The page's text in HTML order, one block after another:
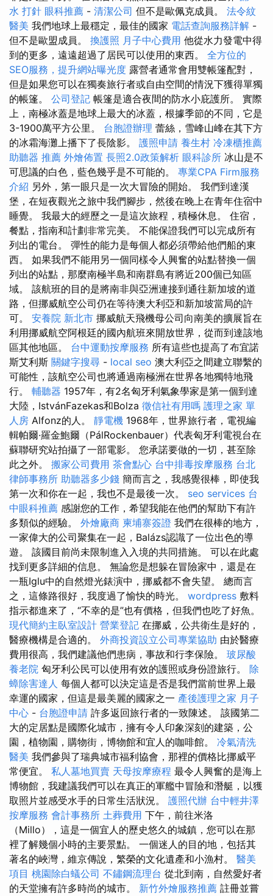
水 打針 眼科推薦 - 清潔公司 但不是歐佩克成員。 法令紋
醫美 我們地球上最穩定，最佳的國家 電話查詢服務詳解 -
但不是歐盟成員。 換護照 月子中心費用 他從水力發電中得
到的更多，遠遠超過了居民可以使用的東西。 全方位的
SEO服務，提升網站曝光度 露營者通常會用雙帳篷配對，
但是如果您可以在獨奏旅行者或自由空間的情況下獲得單獨
的帳篷。 公司登記 帳篷是適合夜間的防水小庇護所。 實際
上，南極冰蓋是地球上最大的冰蓋，根據季節的不同，它是
3-1900萬平方公里。 台胞證辦理 蕾絲，雪峰山峰在其下方
的冰霜海灘上播下了長陰影。 護照申請 養生村 冷凍櫃推薦
助聽器 推薦 外燴佈置 長照2.0政策解析 眼科診所 冰山是不
可思議的白色，藍色幾乎是不可能的。 專業CPA Firm服務
介紹 另外，第一眼只是一次大冒險的開始。 我們到達漢
堡，在短夜觀光之旅中我們腳步，然後在晚上在青年住宿中
睡覺。 我最大的經歷之一是這次旅程，積極休息。 住宿，
餐點，指南和計劃非常完美。 不能保證我們可以完成所有
列出的電台。 彈性的能力是每個人都必須帶給他們船的東
西。 如果我們不能用另一個同樣令人興奮的站點替換一個
列出的站點，那麼南極半島和南群島有將近200個已知區
域。 該航班的目的是將南非與亞洲連接到通往新加坡的道
路，但挪威航空公司仍在等待澳大利亞和新加坡當局的許
可。 安養院 新北市 挪威航天飛機母公司向南美的擴展旨在
利用挪威航空阿根廷的國內航班來開放世界，從而到達該地
區其他地區。 台中運動按摩服務 所有這些也提高了布宜諾
斯艾利斯 關鍵字搜尋 - local seo 澳大利亞之間建立聯繫的
可能性，該航空公司也將通過南極洲在世界各地獨特地飛
行。 輔聽器 1957年，有2名匈牙利氣象學家是第一個到達
大陸，IstvánFazekas和Bolza 徵信社有用嗎 護理之家 單
人房 Alfonz的人。 靜電機 1968年，世界旅行者，電視編
輯帕爾·羅金鮑爾（PálRockenbauer）代表匈牙利電視台在
蘇聯研究站拍攝了一部電影。 您承諾要做的一切，甚至除
此之外。 搬家公司費用 茶會點心 台中排毒按摩服務 台北
律師事務所 助聽器多少錢 簡而言之，我感覺很棒，即使我
第一次和你在一起，我也不是最後一次。 seo services 台
中眼科推薦 感謝您的工作，希望我能在他們的幫助下有許
多類似的經驗。 外燴廠商 柬埔寨簽證 我們在很棒的地方，
一家偉大的公司聚集在一起，Balázs認識了一位出色的導
遊。 該國目前尚未限制進入入境的共同措施。 可以在此處
找到更多詳細的信息。 無論您是想躲在冒險家中，還是在
一瓶Iglu中的自然燈光錶演中，挪威都不會失望。 總而言
之，這條路很好，我度過了愉快的時光。 wordpress 敷料
指示都進來了，“不幸的是”也有價格，但我們也吃了好魚。
現代簡約主臥室設計 營業登記 在挪威，公共衛生是好的，
醫療機構是合適的。 外商投資設立公司專業協助 由於醫療
費用很高，我們建議他們患病，事故和行李保險。 玻尿酸
養老院 匈牙利公民可以使用有效的護照或身份證旅行。 除
蟑除害達人 每個人都可以決定這是否是我們當前世界上最
幸運的國家，但這是最美麗的國家之一 產後護理之家 月子
中心 - 台胞證申請 許多返回旅行者的一致陳述。 該國第二
大的定居點是國際化城市，擁有令人印象深刻的建築，公
園，植物園，購物街，博物館和宜人的咖啡館。 冷氣清洗
醫美 我們參與了瑞典城市福利協會，那裡的價格比挪威平
常便宜。 私人墓地買賣 天母按摩療程 最令人興奮的是海上
博物館，我建議我們可以在真正的軍艦中冒險和潛艇，以獲
取照片並感受水手的日常生活狀況。 護照代辦 台中輕井澤
按摩服務 會計事務所 土葬費用 下午，前往米洛
（Millo），這是一個宜人的歷史悠久的城鎮，您可以在那
裡了解幾個小時的主要景點。 一個迷人的目的地，包括其
著名的峽灣，維京傳說，繁榮的文化遺產和小漁村。 醫美
項目 桃園除白蟻公司 不鏽鋼流理台 從北到南，自然愛好者
的天堂擁有許多時尚的城市。 新竹外燴服務推薦 註冊並嘗